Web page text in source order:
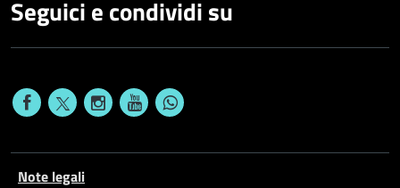
Seguici e condividi su
Note legali